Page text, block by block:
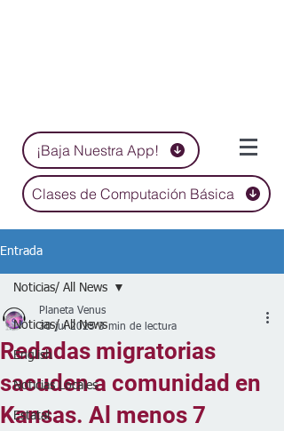
¡Baja Nuestra App!
Clases de Computación Básica
Entrada
Noticias/ All News
English
Noticias Locales
Estatal
Noticias/ All News
Redadas migratorias
sacuden a comunidad en
Kansas. Al menos 7
Planeta Venus
30 jul 2025 3 min de lectura